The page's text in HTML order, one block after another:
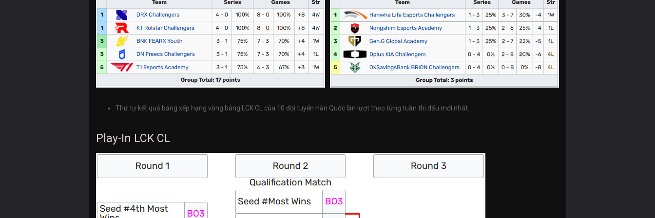
Thứ tự kết quả bảng xếp hạng vòng bảng LCK CL của 10 đội tuyển Hàn Quốc lần lượt theo từng tuần thi đấu mới nhất.
Play-In LCK CL